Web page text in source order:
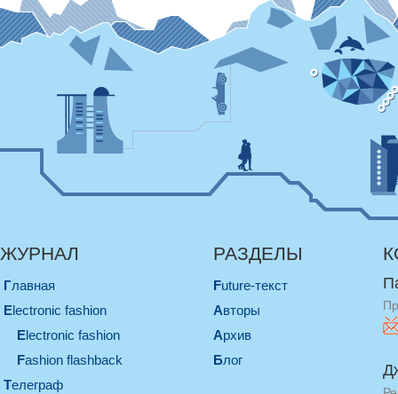
ЖУРНАЛ
Главная
electronic fashion
electronic fashion
Fashion flashback
телеграф
РАЗДЕЛЫ
Future-текст
Авторы
Архив
Блог